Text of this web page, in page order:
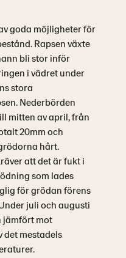
goda möjligheter för
Rapsen växte
bli stor inför
i vädret under
stora
Nederbörden
mitten av april, från
20mm och
hårt.
att det är fukt i
som lades
för grödan förens
juli och augusti
jämfört mot
det mestadels